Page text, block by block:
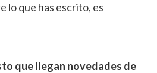
lo que has escrito, es
que llegan novedades de